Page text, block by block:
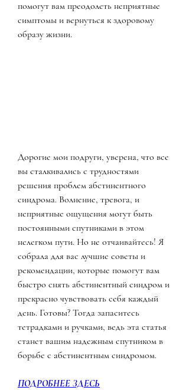
помогут вам преодолеть неприятные
симптомы и вернуться к здоровому
образу жизни.
Дорогие мои подруги, уверена, что все
вы сталкивались с трудностями
решения проблем абстинентного
синдрома. Волнение, тревога, и
неприятные ощущения могут быть
постоянными спутниками в этом
нелегком пути. Но не отчаивайтесь! Я
собрала для вас лучшие советы и
рекомендации, которые помогут вам
быстро снять абстинентный синдром и
прекрасно чувствовать себя каждый
день. Готовы? Тогда запаситесь
тетрадками и ручками, ведь эта статья
станет вашим надежным спутником в
борьбе с абстинентным синдромом.
ПОДРОБНЕЕ ЗДЕСЬ